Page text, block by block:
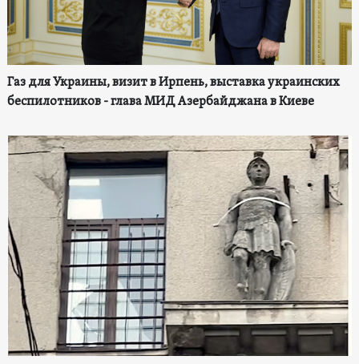
Газ для Украины, визит в Ирпень, выставка украинских
беспилотников - глава МИД Азербайджана в Киеве